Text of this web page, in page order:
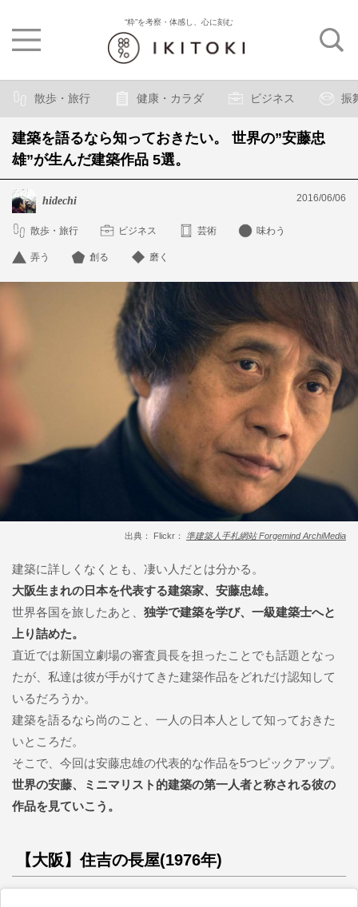
“粋”を考察・体感し、心に刻む
散歩・旅行 健康・カラダ ビジネス 振
建築を語るなら知っておきたい。 世界の”安藤忠
雄”が生んだ建築作品 5選。
hidechi 2016/06/06
散歩・旅行 ビジネス 芸術 味わう
弄う 創る 磨く
出典： Flickr： 準建築人手札網站 Forgemind ArchiMedia
建築に詳しくなくとも、凄い人だとは分かる。
大阪生まれの日本を代表する建築家、安藤忠雄。
世界各国を旅したあと、 独学で建築を学び、一級建築士へと
上り詰めた。
直近では新国立劇場の審査員長を担ったことでも話題となっ
たが、私達は彼が手がけてきた建築作品をどれだけ認知して
いるだろうか。
建築を語るなら尚のこと、一人の日本人として知っておきた
いところだ。
そこで、今回は安藤忠雄の代表的な作品を5つピックアップ。
世界の安藤、ミニマリスト的建築の第一人者と称される彼の
作品を見ていこう。
【大阪】住吉の長屋(1976年)